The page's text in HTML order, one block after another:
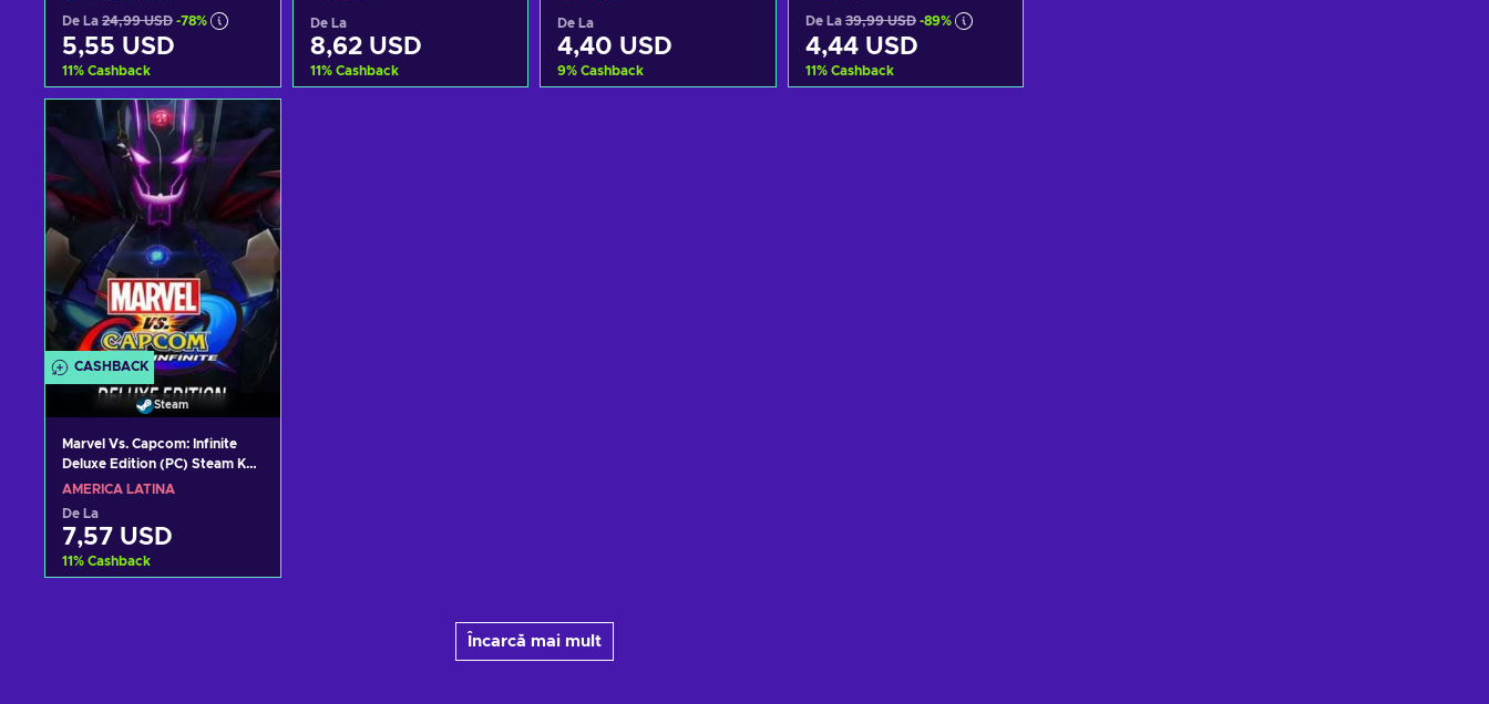
De La 24,99 USD -78%
5,55 USD
11% Cashback
Adaugă în coș
Vezi ofertele
De La
8,62 USD
11% Cashback
De La
4,40 USD
9% Cashback
De La 39,99 USD -89%
4,44 USD
11% Cashback
CASHBACK
Steam
Marvel Vs. Capcom: Infinite
Deluxe Edition (PC) Steam Key
LATAM
AMERICA LATINĂ
De La
7,57 USD
11% Cashback
Încarcă mai mult